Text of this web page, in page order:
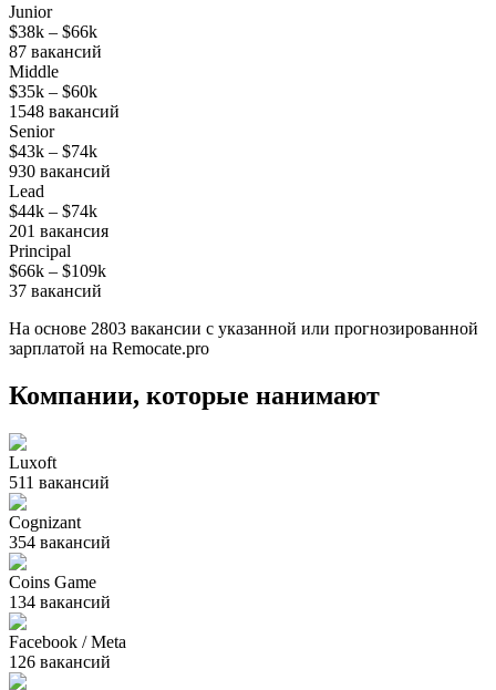
Junior
$38k – $66k
87 вакансий
Middle
$35k – $60k
1548 вакансий
Senior
$43k – $74k
930 вакансий
Lead
$44k – $74k
201 вакансия
Principal
$66k – $109k
37 вакансий
На основе 2803 вакансии с указанной или прогнозированной
зарплатой на Remocate.pro
Компании, которые нанимают
Luxoft
511 вакансий
Cognizant
354 вакансий
Coins Game
134 вакансий
Facebook / Meta
126 вакансий